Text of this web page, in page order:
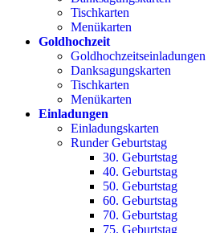
Tischkarten
Menükarten
Goldhochzeit
Goldhochzeitseinladungen
Danksagungskarten
Tischkarten
Menükarten
Einladungen
Einladungskarten
Runder Geburtstag
30. Geburtstag
40. Geburtstag
50. Geburtstag
60. Geburtstag
70. Geburtstag
75. Geburtstag